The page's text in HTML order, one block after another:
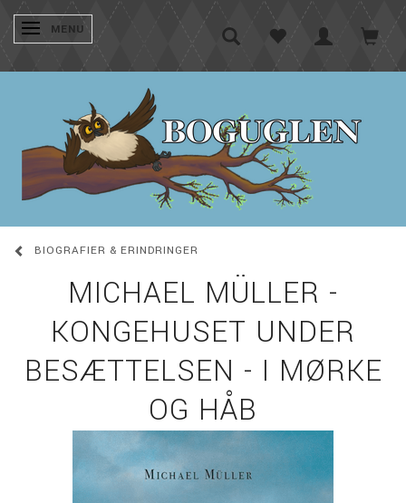
SKIFTE NAVIGATION
MENU
BIOGRAFIER & ERINDRINGER
MICHAEL MÜLLER -
KONGEHUSET UNDER
BESÆTTELSEN - I MØRKE
OG HÅB